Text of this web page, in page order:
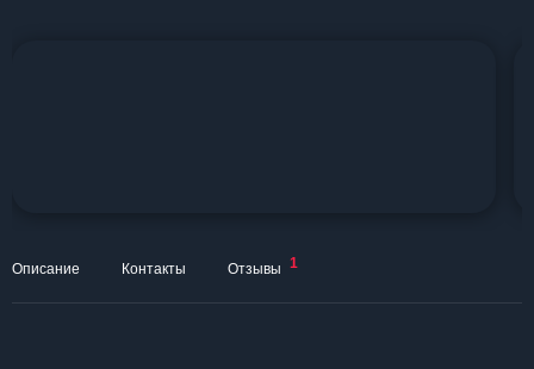
Описание Контакты Отзывы 1